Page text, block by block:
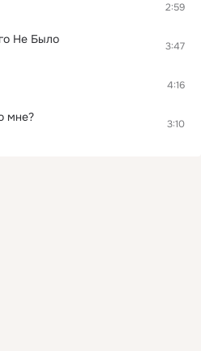
2:59
Не Было 3:47
4:16
мне? 3:10